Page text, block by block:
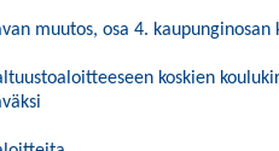
muutos, osa 4.
koskien